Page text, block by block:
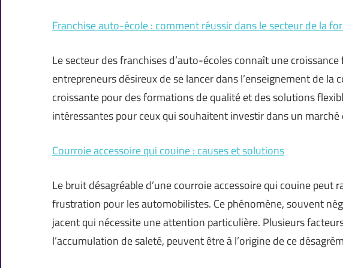
Franchise auto-école : comment réussir dans le secteur de la
Le secteur des franchises d’auto-écoles connaît une
entrepreneurs désireux de se lancer dans l’enseignement de
croissante pour des formations de qualité et des solutions
intéressantes pour ceux qui souhaitent investir dans un
Courroie accessoire qui couine : causes et solutions
Le bruit désagréable d’une courroie accessoire qui couine peut
frustration pour les automobilistes. Ce phénomène, souvent
jacent qui nécessite une attention particulière. Plusieurs
l’accumulation de saleté, peuvent être à l’origine de ce